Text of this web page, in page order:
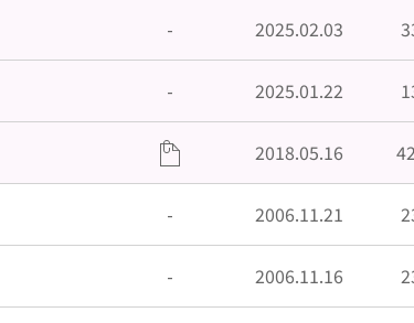
- 2025.02.03
- 2025.01.22
2018.05.16
- 2006.11.21
- 2006.11.16